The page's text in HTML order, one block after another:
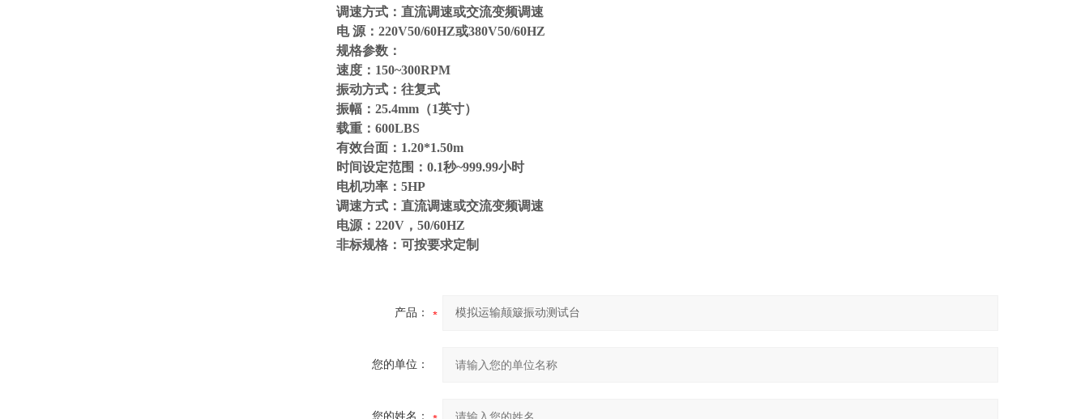
调速方式：直流调速或交流变频调速
电 源：220V50/60HZ或380V50/60HZ
规格参数：
速度：150~300RPM
振动方式：往复式
振幅：25.4mm（1英寸）
载重：600LBS
有效台面：1.20*1.50m
时间设定范围：0.1秒~999.99小时
电机功率：5HP
调速方式：直流调速或交流变频调速
电源：220V，50/60HZ
非标规格：可按要求定制
产品：
您的单位：
您的姓名：